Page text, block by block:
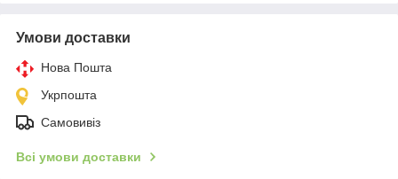
Умови доставки
Нова Пошта
Укрпошта
Самовивіз
Всі умови доставки